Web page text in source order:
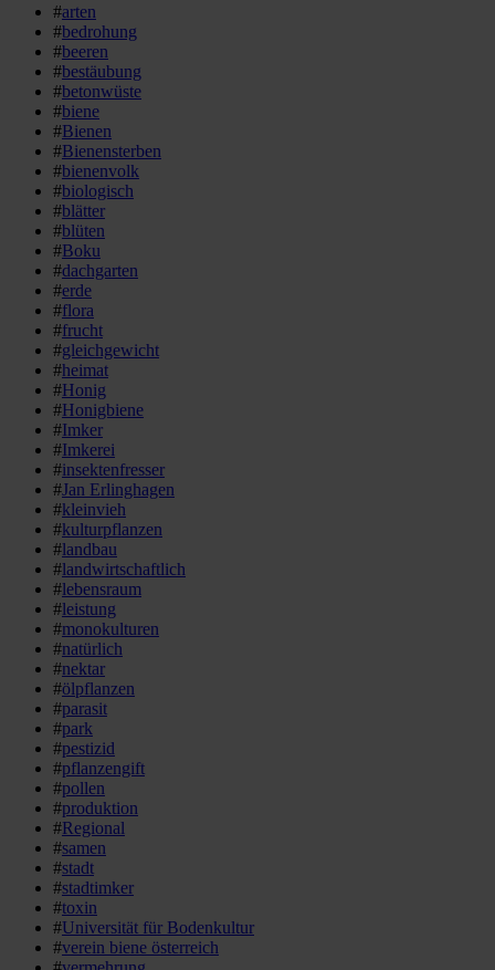
#arten
#bedrohung
#beeren
#bestäubung
#betonwüste
#biene
#Bienen
#Bienensterben
#bienenvolk
#biologisch
#blätter
#blüten
#Boku
#dachgarten
#erde
#flora
#frucht
#gleichgewicht
#heimat
#Honig
#Honigbiene
#Imker
#Imkerei
#insektenfresser
#Jan Erlinghagen
#kleinvieh
#kulturpflanzen
#landbau
#landwirtschaftlich
#lebensraum
#leistung
#monokulturen
#natürlich
#nektar
#ölpflanzen
#parasit
#park
#pestizid
#pflanzengift
#pollen
#produktion
#Regional
#samen
#stadt
#stadtimker
#toxin
#Universität für Bodenkultur
#verein biene österreich